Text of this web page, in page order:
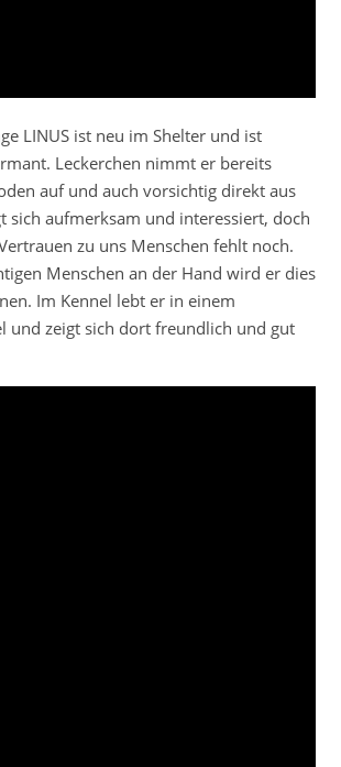
LINUS ist neu im Shelter und ist
Leckerchen nimmt er bereits
auf und auch vorsichtig direkt aus
sich aufmerksam und interessiert, doch
zu uns Menschen fehlt noch.
Menschen an der Hand wird er dies
Im Kennel lebt er in einem
und zeigt sich dort freundlich und gut